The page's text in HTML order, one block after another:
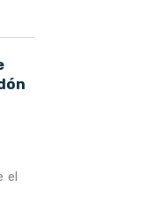
el